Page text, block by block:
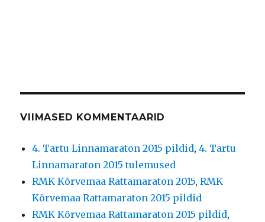
VIIMASED KOMMENTAARID
4. Tartu Linnamaraton 2015 pildid,4. Tartu
Linnamaraton 2015 tulemused
RMK Kõrvemaa Rattamaraton 2015,RMK
Kõrvemaa Rattamaraton 2015 pildid
RMK Kõrvemaa Rattamaraton 2015 pildid,